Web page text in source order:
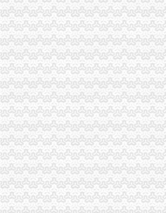
项目名称：重庆市南岸区茶园新区玉马
重庆市家来置业代理有限公司茶园新区
成立一家商贸有限公司,需要哪些手续
开办一家文化创意公司具体的经营范
【中国银行】中国银行中国银行重庆茶
【长沙茶园坡审计代理|代办审计】-长
茶园新区时代都汇价值迎来井喷式发展
税务招聘,新税务招聘信息-汇博网
茶园新区时代都汇价值迎来井喷式发展
项目名称：南岸区江峡路8号（天海星
【重庆重庆银行】重庆银行重庆茶园新
合肥滨湖新区值得信赖的代账公司信
时代都汇小区租房,三室二厅,南岸茶园
渝开发：签订茶园新区土地代理征地